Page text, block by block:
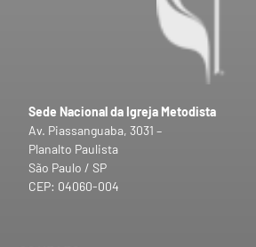
Sede Nacional da Igreja Metodista
Av. Piassanguaba, 3031 –
Planalto Paulista
São Paulo / SP
CEP: 04060-004